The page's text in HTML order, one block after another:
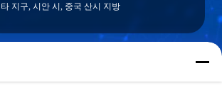
타 지구, 시안 시, 중국 산시 지방
sxcd-gyl@163.com